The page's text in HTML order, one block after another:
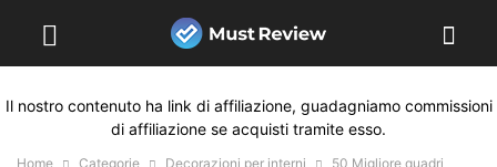
Il nostro contenuto ha link di affiliazione, guadagniamo commissioni
di affiliazione se acquisti tramite esso.
Home Categorie Decorazioni per interni
50 Migliore quadri